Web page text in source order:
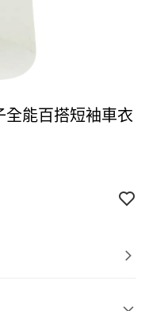
全能百搭短袖車衣